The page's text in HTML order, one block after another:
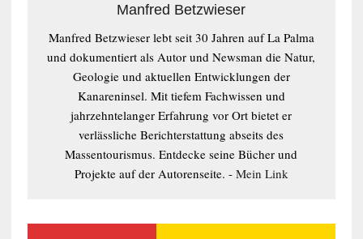
Manfred Betzwieser
Manfred Betzwieser lebt seit 30 Jahren auf La Palma
und dokumentiert als Autor und Newsman die Natur,
Geologie und aktuellen Entwicklungen der
Kanareninsel. Mit tiefem Fachwissen und
jahrzehntelanger Erfahrung vor Ort bietet er
verlässliche Berichterstattung abseits des
Massentourismus. Entdecke seine Bücher und
Projekte auf der Autorenseite. - Mein Link